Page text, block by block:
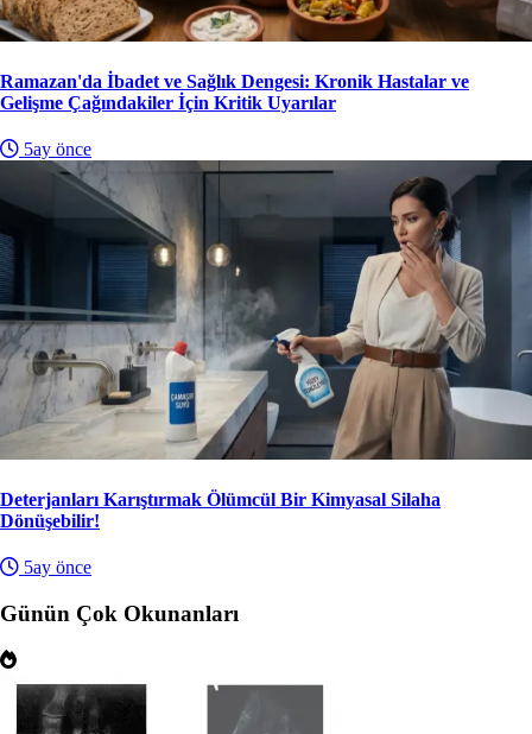
Ramazan'da İbadet ve Sağlık Dengesi: Kronik Hastalar ve
Gelişme Çağındakiler İçin Kritik Uyarılar
5ay önce
Deterjanları Karıştırmak Ölümcül Bir Kimyasal Silaha
Dönüşebilir!
5ay önce
Günün Çok Okunanları